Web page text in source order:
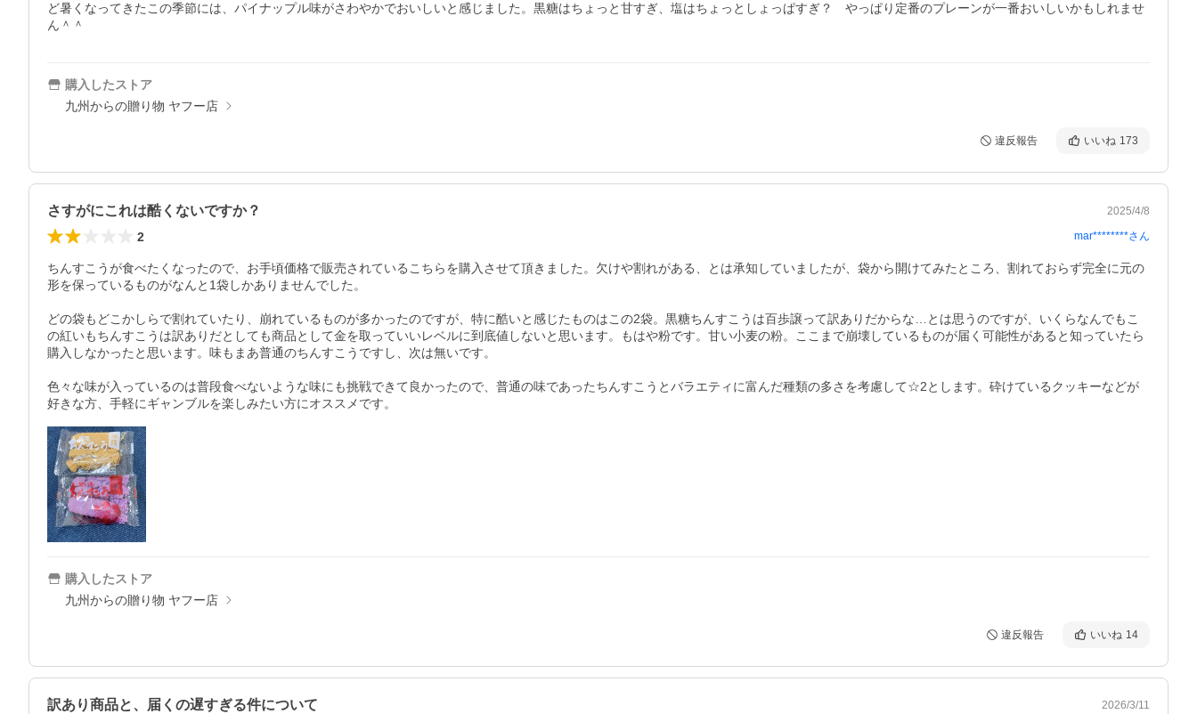
ど暑くなってきたこの季節には、パイナップル味がさわやかでおいしいと感じました。黒糖はちょっと甘すぎ、塩はちょっとしょっぱすぎ？　やっぱり定番のプレーンが一番おいしいかもしれませ
ん＾＾
購入したストア
九州からの贈り物 ヤフー店
違反報告 いいね 173
さすがにこれは酷くないですか？ 2025/4/8
2 mar********さん
ちんすこうが食べたくなったので、お手頃価格で販売されているこちらを購入させて頂きました。欠けや割れがある、とは承知していましたが、袋から開けてみたところ、割れておらず完全に元の
形を保っているものがなんと1袋しかありませんでした。
どの袋もどこかしらで割れていたり、崩れているものが多かったのですが、特に酷いと感じたものはこの2袋。黒糖ちんすこうは百歩譲って訳ありだからな…とは思うのですが、いくらなんでもこ
の紅いもちんすこうは訳ありだとしても商品として金を取っていいレベルに到底値しないと思います。もはや粉です。甘い小麦の粉。ここまで崩壊しているものが届く可能性があると知っていたら
購入しなかったと思います。味もまあ普通のちんすこうですし、次は無いです。
色々な味が入っているのは普段食べないような味にも挑戦できて良かったので、普通の味であったちんすこうとバラエティに富んだ種類の多さを考慮して☆2とします。砕けているクッキーなどが
好きな方、手軽にギャンブルを楽しみたい方にオススメです。
購入したストア
九州からの贈り物 ヤフー店
違反報告 いいね 14
訳あり商品と、届くの遅すぎる件について 2026/3/11